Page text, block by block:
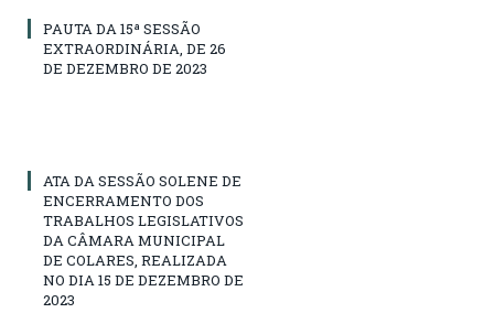
PAUTA DA 15ª SESSÃO
EXTRAORDINÁRIA, DE 26
DE DEZEMBRO DE 2023
ATA DA SESSÃO SOLENE DE
ENCERRAMENTO DOS
TRABALHOS LEGISLATIVOS
DA CÂMARA MUNICIPAL
DE COLARES, REALIZADA
NO DIA 15 DE DEZEMBRO DE
2023